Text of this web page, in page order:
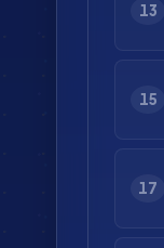
13
15
17